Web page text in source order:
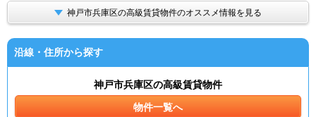
神戸市兵庫区の高級賃貸物件のオススメ情報を見る
沿線・住所から探す
神戸市兵庫区の高級賃貸物件
物件一覧へ